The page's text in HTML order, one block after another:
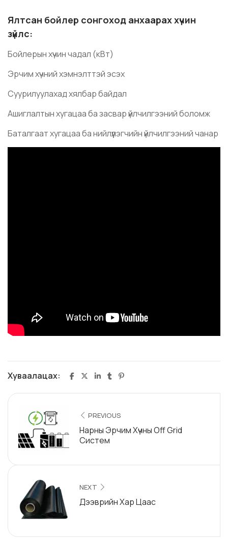
Ялтсан бойлер сонгоход анхаарах хүчин
зүйлс:
Бойлерын хүчин чадал (кВт)
Эрчим хүчний хэмнэлттэй эсэх
Суурилуулахад хялбар байдал
Ашиглалтын хугацаа ба засвар үйлчилгээний боломж
Баталгаат хугацаа ба нийлүүлэгчийн үйлчилгээний чанар
Хуваалацах:
PREVIOUS
Нарны Эрчим Хүчны Off Grid
Систем
NEXT
Дээврийн Хар Цаас